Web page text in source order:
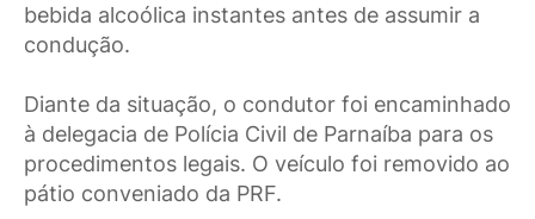
bebida alcoólica instantes antes de assumir a
condução.
Diante da situação, o condutor foi encaminhado
à delegacia de Polícia Civil de Parnaíba para os
procedimentos legais. O veículo foi removido ao
pátio conveniado da PRF.